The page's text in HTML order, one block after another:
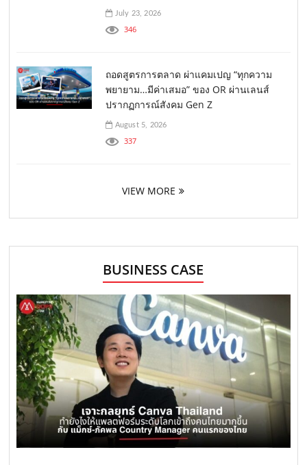
July 23, 2026
346
ถอดสูตรการตลาด ผ่าแคมเปญ “ทุกความ
พยายาม…มีค่าเสมอ” ของ OR ผ่านเลนส์
ปรากฏการณ์สังคม Gen Z
August 5, 2026
337
VIEW MORE
BUSINESS CASE